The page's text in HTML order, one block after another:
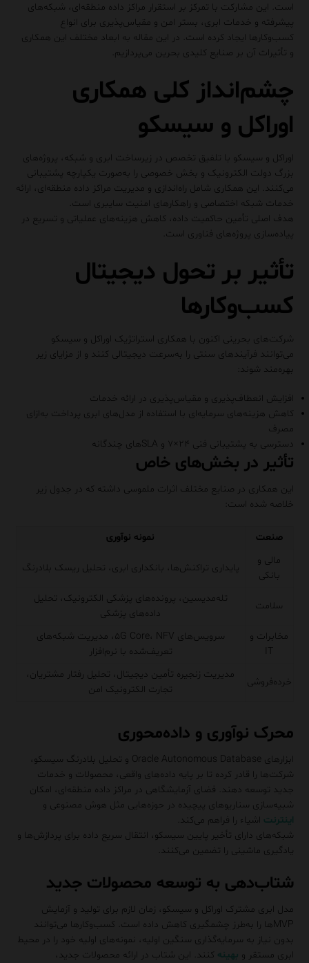
است. این مشارکت با تمرکز بر استقرار مراکز داده منطقه‌ای، شبکه‌های
پیشرفته و خدمات ابری، بستر امن و مقیاس‌پذیری برای انواع
کسب‌وکارها ایجاد کرده است. در این مقاله به ابعاد مختلف این همکاری
و تأثیرات آن بر صنایع کلیدی بحرین می‌پردازیم.
چشم‌انداز کلی همکاری
اوراکل و سیسکو
اوراکل و سیسکو با تلفیق تخصص در زیرساخت ابری و شبکه، پروژه‌های
بزرگ دولت الکترونیک و بخش خصوصی را به‌صورت یکپارچه پشتیبانی
می‌کنند. این همکاری شامل راه‌اندازی و مدیریت مراکز داده منطقه‌ای، ارائه
خدمات شبکه اختصاصی و راهکارهای امنیت سایبری است.
هدف اصلی تأمین حاکمیت داده، کاهش هزینه‌های عملیاتی و تسریع در
پیاده‌سازی پروژه‌های فناوری است.
تأثیر بر تحول دیجیتال
کسب‌وکارها
شرکت‌های بحرینی اکنون با همکاری استراتژیک اوراکل و سیسکو
می‌توانند فرآیندهای سنتی را به‌سرعت دیجیتالی کنند و از مزایای زیر
بهره‌مند شوند:
افزایش انعطاف‌پذیری و مقیاس‌پذیری در ارائه خدمات
کاهش هزینه‌های سرمایه‌ای با استفاده از مدل‌های ابری پرداخت به‌ازای
مصرف
دسترسی به پشتیبانی فنی ۲۴×۷ و SLAهای چندگانه
تأثیر در بخش‌های خاص
این همکاری در صنایع مختلف اثرات ملموسی داشته که در جدول زیر
خلاصه شده است:
صنعت
نمونه نوآوری
مالی و
بانکی
پایداری تراکنش‌ها، بانکداری ابری، تحلیل ریسک بلادرنگ
سلامت
تله‌مدیسین، پرونده‌های پزشکی الکترونیک، تحلیل
داده‌های پزشکی
مخابرات و
IT
سرویس‌های ۵G Core، NFV، مدیریت شبکه‌های
تعریف‌شده با نرم‌افزار
خرده‌فروشی
مدیریت زنجیره تأمین دیجیتال، تحلیل رفتار مشتریان،
تجارت الکترونیک امن
محرک نوآوری و داده‌محوری
ابزارهای Oracle Autonomous Database و تحلیل بلادرنگ سیسکو،
شرکت‌ها را قادر کرده تا بر پایه داده‌های واقعی، محصولات و خدمات
جدید توسعه دهند. فضای آزمایشگاهی در مراکز داده منطقه‌ای، امکان
شبیه‌سازی سناریوهای پیچیده در حوزه‌هایی مثل هوش مصنوعی و
اینترنت اشیاء را فراهم می‌کند.
شبکه‌های دارای تأخیر پایین سیسکو، انتقال سریع داده برای پردازش‌ها و
یادگیری ماشینی را تضمین می‌کنند.
شتاب‌دهی به توسعه محصولات جدید
مدل ابری مشترک اوراکل و سیسکو، زمان لازم برای تولید و آزمایش
MVPها را به‌طرز چشمگیری کاهش داده است. کسب‌وکارها می‌توانند
بدون نیاز به سرمایه‌گذاری سنگین اولیه، نمونه‌های اولیه خود را در محیط
ابری مستقر و بهینه کنند. این شتاب در ارائه محصولات جدید،